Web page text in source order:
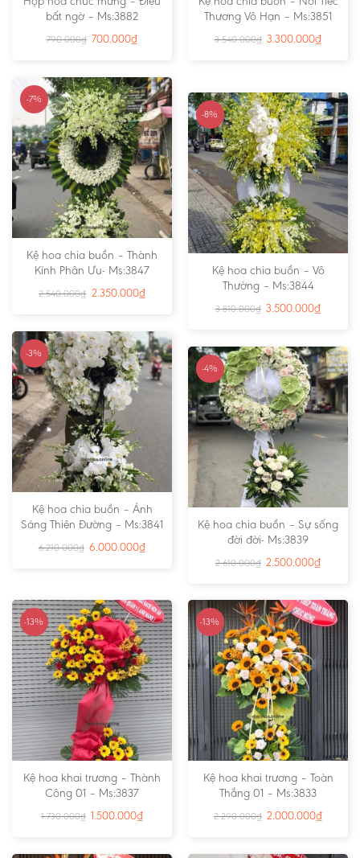
bất ngờ – Ms:3882
790.000₫ 700.000₫
Thương Vô Hạn – Ms:3851
3.540.000₫ 3.300.000₫
-7%
Kệ hoa chia buồn – Thành
Kính Phân Ưu- Ms:3847
2.540.000₫ 2.350.000₫
-8%
Kệ hoa chia buồn – Vô
Thường – Ms:3844
3.810.000₫ 3.500.000₫
-3%
Kệ hoa chia buồn – Ánh
Sáng Thiên Đường – Ms:3841
6.210.000₫ 6.000.000₫
-4%
Kệ hoa chia buồn – Sự sống
đời đời- Ms:3839
2.610.000₫ 2.500.000₫
-13%
Kệ hoa khai trương – Thành
Công 01 – Ms:3837
1.730.000₫ 1.500.000₫
-13%
Kệ hoa khai trương – Toàn
Thắng 01 – Ms:3833
2.290.000₫ 2.000.000₫